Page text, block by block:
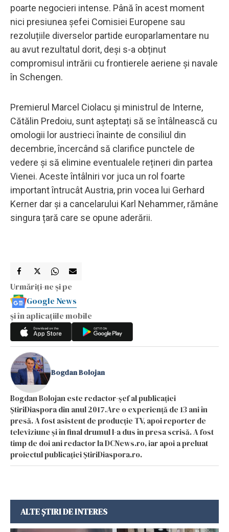
poarte negocieri intense. Până în acest moment
nici presiunea șefei Comisiei Europene sau
rezoluțiile diverselor partide europarlamentare nu
au avut rezultatul dorit, deși s-a obținut
compromisul intrării cu frontierele aeriene și navale
în Schengen.
Premierul Marcel Ciolacu și ministrul de Interne,
Cătălin Predoiu, sunt așteptați să se întâlnească cu
omologii lor austrieci înainte de consiliul din
decembrie, încercând să clarifice punctele de
vedere și să elimine eventualele rețineri din partea
Vienei. Aceste întâlniri vor juca un rol foarte
important întrucât Austria, prin vocea lui Gerhard
Kerner dar și a cancelarului Karl Nehammer, rămâne
singura țară care se opune aderării.
Urmăriți-ne și pe
Google News
și în aplicațiile mobile
Bogdan Bolojan
Bogdan Bolojan este redactor-șef al publicației
ȘtiriDiaspora din anul 2017.Are o experiență de 13 ani în
presă. A fost asistent de producție TV, apoi reporter de
televiziune și în final drumul l-a dus în presa scrisă. A fost
timp de doi ani redactor la DCNews.ro, iar apoi a preluat
proiectul publicației ȘtiriDiaspora.ro.
ALTE ȘTIRI DE INTERES